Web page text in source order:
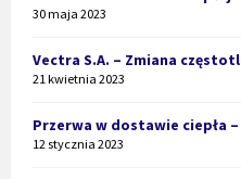
30 maja 2023
Vectra S.A. – Zmiana
21 kwietnia 2023
Przerwa w dostawie ciepła –
12 stycznia 2023